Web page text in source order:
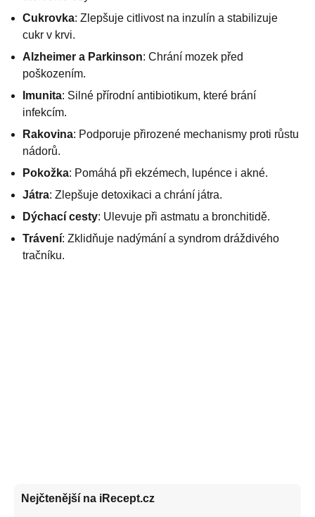
Cukrovka: Zlepšuje citlivost na inzulín a stabilizuje
cukr v krvi.
Alzheimer a Parkinson: Chrání mozek před
poškozením.
Imunita: Silné přírodní antibiotikum, které brání
infekcím.
Rakovina: Podporuje přirozené mechanismy proti růstu
nádorů.
Pokožka: Pomáhá při ekzémech, lupénce i akné.
Játra: Zlepšuje detoxikaci a chrání játra.
Dýchací cesty: Ulevuje při astmatu a bronchitidě.
Trávení: Zklidňuje nadýmání a syndrom dráždivého
tračníku.
Nejčtenější na iRecept.cz